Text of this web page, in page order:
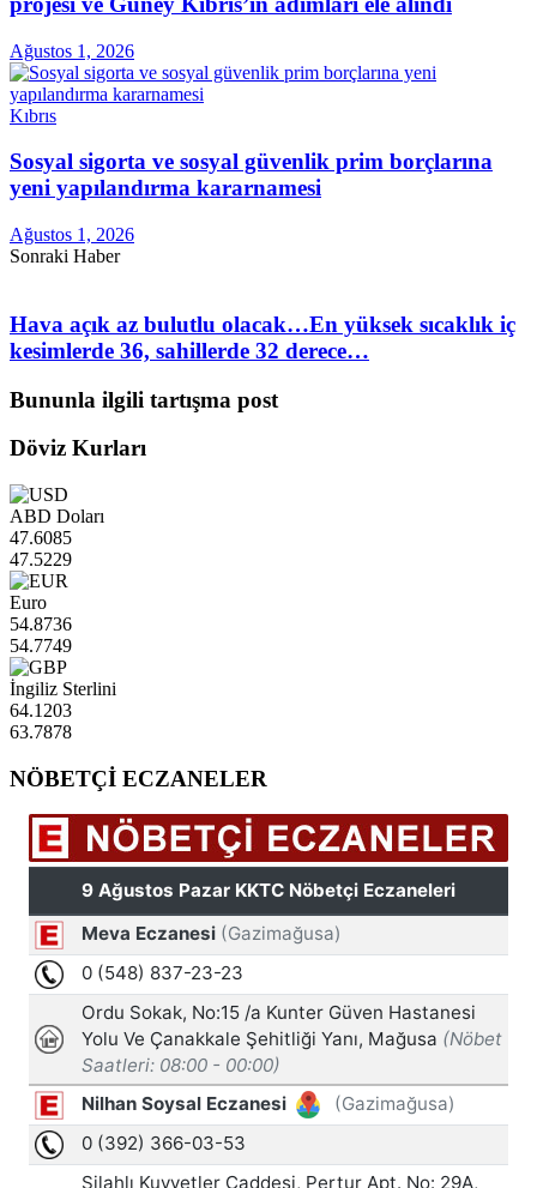
Ağustos 1, 2026
Kıbrıs
Sosyal sigorta ve sosyal güvenlik prim borçlarına
yeni yapılandırma kararnamesi
Ağustos 1, 2026
Sonraki Haber
Hava açık az bulutlu olacak…En yüksek sıcaklık iç
kesimlerde 36, sahillerde 32 derece…
Bununla ilgili tartışma post
Döviz Kurları
ABD Doları
47.6085
47.5229
Euro
54.8736
54.7749
İngiliz Sterlini
64.1203
63.7878
NÖBETÇİ ECZANELER